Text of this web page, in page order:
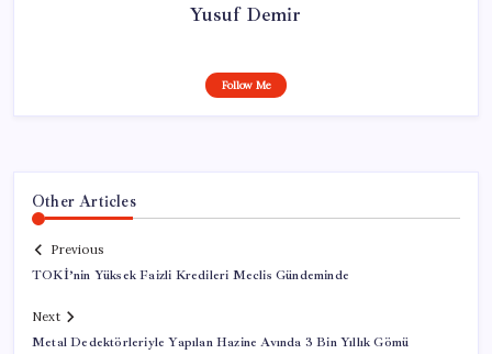
Yusuf Demir
Follow Me
Other Articles
Previous
TOKİ’nin Yüksek Faizli Kredileri Meclis Gündeminde
Next
Metal Dedektörleriyle Yapılan Hazine Avında 3 Bin Yıllık Gömü